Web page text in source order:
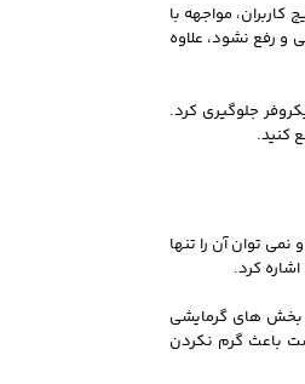
مواجهه با
رفع نشود، علاوه
جلوگیری کرد.
کنید.
توان آن را تنها
کرد.
بخش های گرمایشی
باعث گرم نکردن